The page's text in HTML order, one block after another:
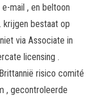
mail , en beltoon
krijgen bestaat op
via Associate in
licensing .
risico comité
, gecontroleerde